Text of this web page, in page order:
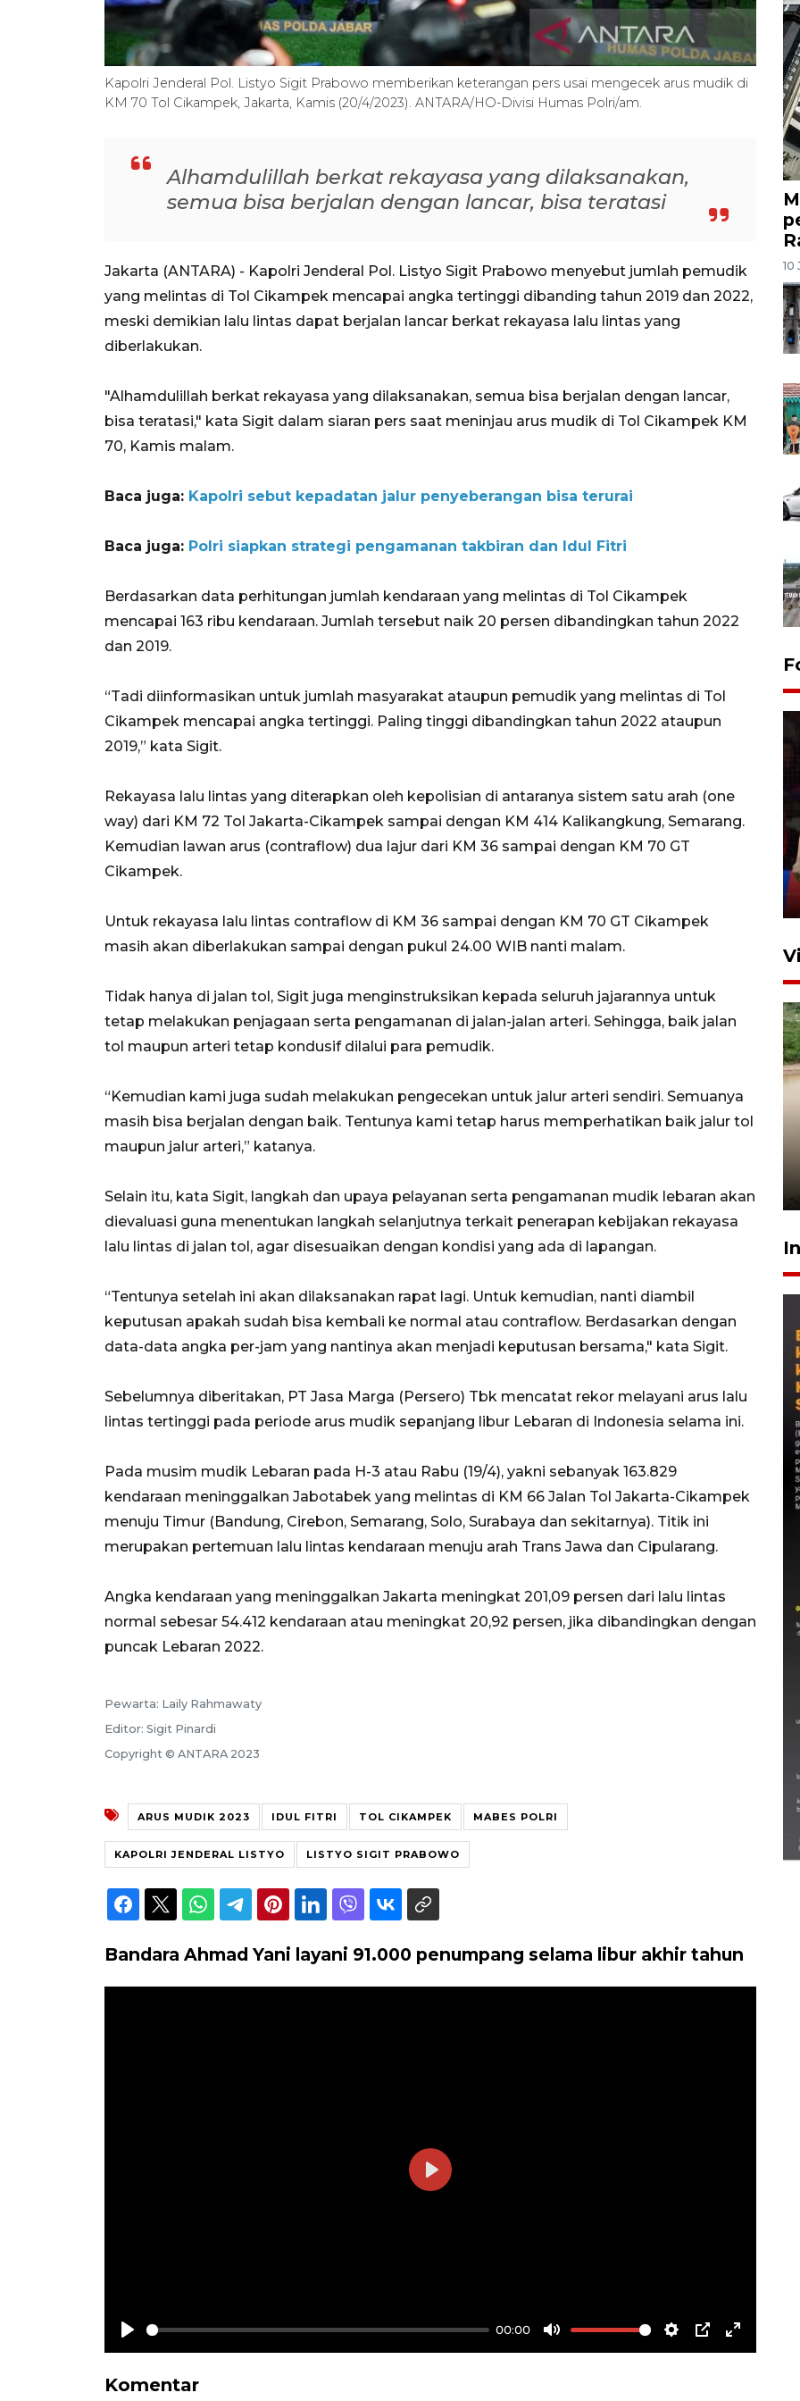
Kapolri Jenderal Pol. Listyo Sigit Prabowo memberikan keterangan pers usai mengecek arus mudik di
KM 70 Tol Cikampek, Jakarta, Kamis (20/4/2023). ANTARA/HO-Divisi Humas Polri/am.
Alhamdulillah berkat rekayasa yang dilaksanakan,
semua bisa berjalan dengan lancar, bisa teratasi
Jakarta (ANTARA) - Kapolri Jenderal Pol. Listyo Sigit Prabowo menyebut jumlah pemudik
yang melintas di Tol Cikampek mencapai angka tertinggi dibanding tahun 2019 dan 2022,
meski demikian lalu lintas dapat berjalan lancar berkat rekayasa lalu lintas yang
diberlakukan.
"Alhamdulillah berkat rekayasa yang dilaksanakan, semua bisa berjalan dengan lancar,
bisa teratasi," kata Sigit dalam siaran pers saat meninjau arus mudik di Tol Cikampek KM
70, Kamis malam.
Baca juga: Kapolri sebut kepadatan jalur penyeberangan bisa terurai
Baca juga: Polri siapkan strategi pengamanan takbiran dan Idul Fitri
Berdasarkan data perhitungan jumlah kendaraan yang melintas di Tol Cikampek
mencapai 163 ribu kendaraan. Jumlah tersebut naik 20 persen dibandingkan tahun 2022
dan 2019.
“Tadi diinformasikan untuk jumlah masyarakat ataupun pemudik yang melintas di Tol
Cikampek mencapai angka tertinggi. Paling tinggi dibandingkan tahun 2022 ataupun
2019,” kata Sigit.
Rekayasa lalu lintas yang diterapkan oleh kepolisian di antaranya sistem satu arah (one
way) dari KM 72 Tol Jakarta-Cikampek sampai dengan KM 414 Kalikangkung, Semarang.
Kemudian lawan arus (contraflow) dua lajur dari KM 36 sampai dengan KM 70 GT
Cikampek.
Untuk rekayasa lalu lintas contraflow di KM 36 sampai dengan KM 70 GT Cikampek
masih akan diberlakukan sampai dengan pukul 24.00 WIB nanti malam.
Tidak hanya di jalan tol, Sigit juga menginstruksikan kepada seluruh jajarannya untuk
tetap melakukan penjagaan serta pengamanan di jalan-jalan arteri. Sehingga, baik jalan
tol maupun arteri tetap kondusif dilalui para pemudik.
“Kemudian kami juga sudah melakukan pengecekan untuk jalur arteri sendiri. Semuanya
masih bisa berjalan dengan baik. Tentunya kami tetap harus memperhatikan baik jalur tol
maupun jalur arteri,” katanya.
Selain itu, kata Sigit, langkah dan upaya pelayanan serta pengamanan mudik lebaran akan
dievaluasi guna menentukan langkah selanjutnya terkait penerapan kebijakan rekayasa
lalu lintas di jalan tol, agar disesuaikan dengan kondisi yang ada di lapangan.
“Tentunya setelah ini akan dilaksanakan rapat lagi. Untuk kemudian, nanti diambil
keputusan apakah sudah bisa kembali ke normal atau contraflow. Berdasarkan dengan
data-data angka per-jam yang nantinya akan menjadi keputusan bersama," kata Sigit.
Sebelumnya diberitakan, PT Jasa Marga (Persero) Tbk mencatat rekor melayani arus lalu
lintas tertinggi pada periode arus mudik sepanjang libur Lebaran di Indonesia selama ini.
Pada musim mudik Lebaran pada H-3 atau Rabu (19/4), yakni sebanyak 163.829
kendaraan meninggalkan Jabotabek yang melintas di KM 66 Jalan Tol Jakarta-Cikampek
menuju Timur (Bandung, Cirebon, Semarang, Solo, Surabaya dan sekitarnya). Titik ini
merupakan pertemuan lalu lintas kendaraan menuju arah Trans Jawa dan Cipularang.
Angka kendaraan yang meninggalkan Jakarta meningkat 201,09 persen dari lalu lintas
normal sebesar 54.412 kendaraan atau meningkat 20,92 persen, jika dibandingkan dengan
puncak Lebaran 2022.
Pewarta: Laily Rahmawaty
Editor: Sigit Pinardi
Copyright © ANTARA 2023
ARUS MUDIK 2023 IDUL FITRI TOL CIKAMPEK MABES POLRI
KAPOLRI JENDERAL LISTYO LISTYO SIGIT PRABOWO
Bandara Ahmad Yani layani 91.000 penumpang selama libur akhir tahun
Play
00:00
Mute Settings
PIP Enter
Play
Komentar
10
Lebaran Betawi 2026, ajang
silaturahim masyarakat dan
upaya pelestarian budaya di
Gabung Persebaya, striker
Semarak Lebaran Ketupat di
berbagai daerah